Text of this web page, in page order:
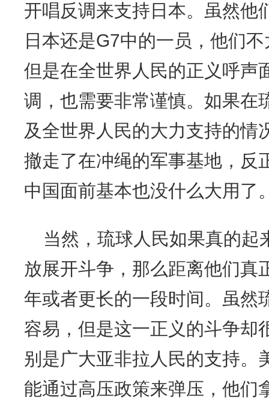
开唱反调来支持日本。虽然他
日本还是G7中的一员，他们
但是在全世界人民的正义呼声
调，也需要非常谨慎。如果在
及全世界人民的大力支持的情
撤走了在冲绳的军事基地，反
中国面前基本也没什么大用了
当然，琉球人民如果真的起
放展开斗争，那么距离他们真
年或者更长的一段时间。虽然
容易，但是这一正义的斗争却
别是广大亚非拉人民的支持。
能通过高压政策来弹压，他们